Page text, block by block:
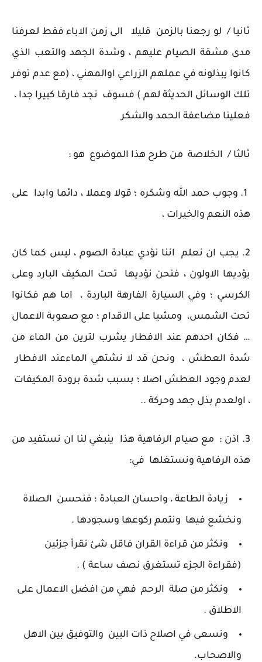
ثانيا / لو رجعنا بالزمن قليلا الى زمن الاباء فقط لعرفنا
مدى مشقة الصيام عليهم ، وشدة الجهد والتعب الذي
كانوا يبذلونه في عملهم الزراعي اوالمهني ، (مع عدم توفر
تلك الوسائل الحديثة لهم ) فسوف نجد فارقا كبيرا جدا ،
فعلينا مضاعفة الحمد والشكر
ثالثا / الخلاصة من طرح هذا الموضوع هو :
1. وجوب حمد الله وشكره ؛ قولا وعملا ، دائما وابدا على
هذه النعم والخيرات ،
2. يجب ان نعلم اننا نؤدي عبادة الصوم ، ليس كما كان
يؤديها الاولون ، فنحن نؤديها تحت المكيف البارد وعلى
الكرسي ؛ وفي السيارة الفارهة الباردة ، اما هم فكانوا
تحت الشمس، ومشيا على الاقدام ؛ مع صعوبة الاعمال
… فكان احدهم عند الافطار يشرب لترين من الماء من
شدة العطش ، ونحن قد لا نشتهي الماءعند الافطار
لعدم وجود العطش اصلا ؛ بسبب شدة برودة المكيفات
، اولعدم بذل جهد وحركة ..
3. اذن : مع صيام الرفاهية هذا ينبغي لنا ان نستفيد من
هذه الرفاهية ونستغلها في:
زيادة الطاعة ، واحسان العبادة ؛ فنحسن الصلاة
ونخشع فيها ونتمم ركوعها وسجودها .
ونكثر من قراءة القران فاقل شئ نقرأ جزئين
(فقراءة الجزء تستغرق نصف ساعة ) .
ونكثر من صلة الرحم فهي من افضل الاعمال على
الاطلاق .
ونسعى في اصلاح ذات البين والتوفيق بين الاهل
والاصحاب.